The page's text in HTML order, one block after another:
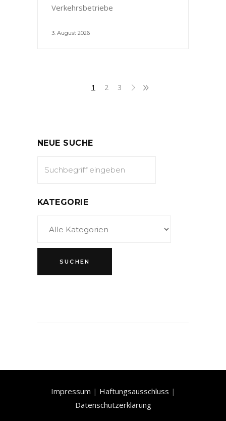
Verkehrsbetriebe
3. August 2026
1 2 3
NEUE SUCHE
KATEGORIE
Impressum | Haftungsausschluss |
Datenschutzerklärung